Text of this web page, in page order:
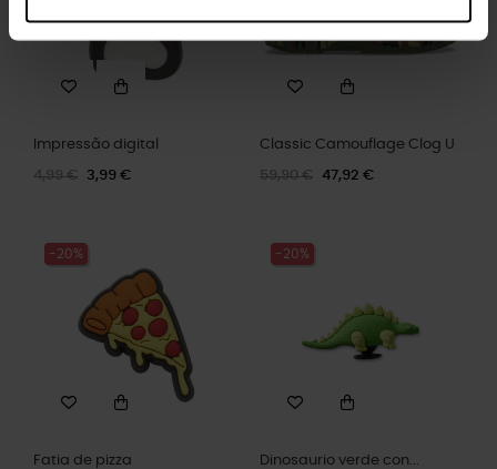
Impressão digital
4,99 € 3,99 €
Classic Camouflage Clog U
59,90 € 47,92 €
-20%
Fatia de pizza
-20%
Dinosaurio verde con...